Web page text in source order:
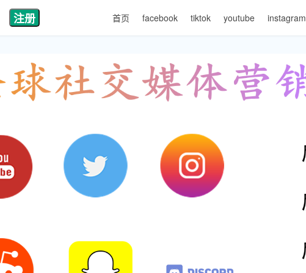
注册 首页 facebook tiktok youtube instagram